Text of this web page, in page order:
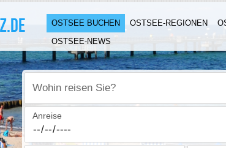
OSTSEE BUCHEN OSTSEE-REGIONEN
OSTSEE-NEWS
Wohin reisen Sie?
Anreise